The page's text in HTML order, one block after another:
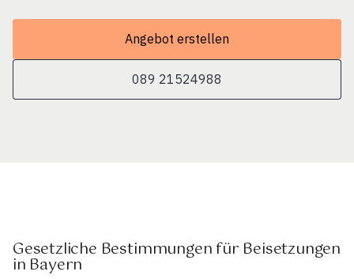
Angebot erstellen
089 21524988
Gesetzliche Bestimmungen für Beisetzungen
in Bayern